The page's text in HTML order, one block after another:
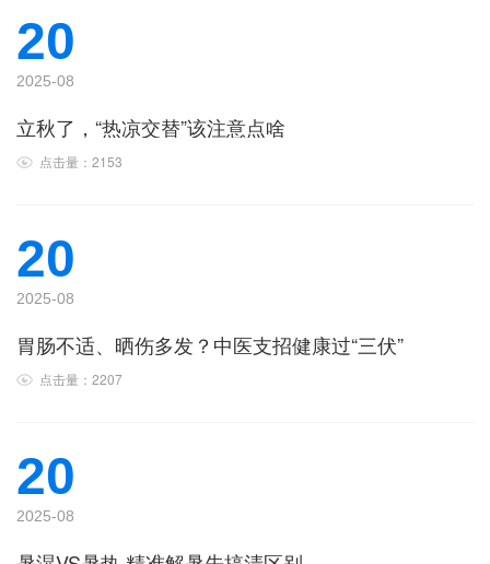
20
2025-08
立秋了，“热凉交替”该注意点啥
点击量：2153
20
2025-08
胃肠不适、晒伤多发？中医支招健康过“三伏”
点击量：2207
20
2025-08